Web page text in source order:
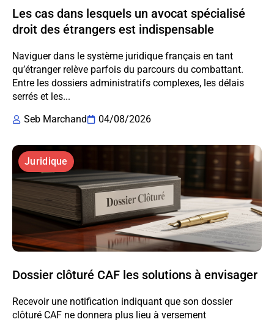
Les cas dans lesquels un avocat spécialisé
droit des étrangers est indispensable
Naviguer dans le système juridique français en tant
qu’étranger relève parfois du parcours du combattant.
Entre les dossiers administratifs complexes, les délais
serrés et les...
Seb Marchand
04/08/2026
Juridique
Dossier clôturé CAF les solutions à envisager
Recevoir une notification indiquant que son dossier
clôturé CAF ne donnera plus lieu à versement